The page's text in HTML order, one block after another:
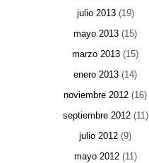
julio 2013(19)
mayo 2013 (15)
marzo 2013 (15)
enero 2013 (14)
noviembre 2012 (16)
septiembre 2012(11)
julio 2012 (9)
mayo 2012(11)